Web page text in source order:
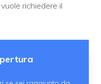
richiedere il